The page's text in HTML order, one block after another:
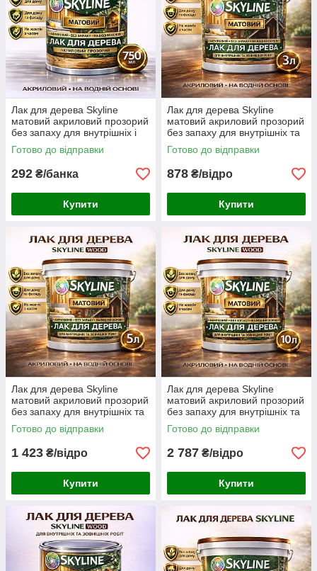
Лак для дерева Skyline
матовий акриловий прозорий
без запаху для внутрішніх і
зовнішніх робіт 750 мл
Готово до відправки
292 ₴/банка
Купити
Лак для дерева Skyline
матовий акриловий прозорий
без запаху для внутрішніх та
зовнішніх робіт 3 л
Готово до відправки
878 ₴/відро
Купити
Лак для дерева Skyline
матовий акриловий прозорий
без запаху для внутрішніх та
зовнішніх робіт 5 л
Готово до відправки
1 423 ₴/відро
Купити
Лак для дерева Skyline
матовий акриловий прозорий
без запаху для внутрішніх та
зовнішніх робіт 10 л
Готово до відправки
2 787 ₴/відро
Купити